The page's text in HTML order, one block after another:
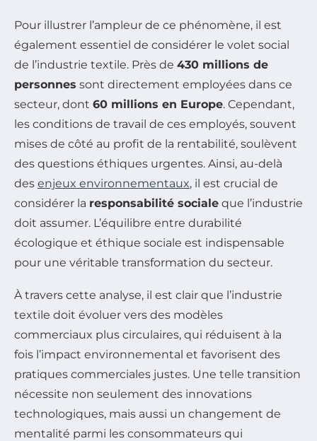
Pour illustrer l’ampleur de ce phénomène, il est
également essentiel de considérer le volet social
de l’industrie textile. Près de 430 millions de
personnes sont directement employées dans ce
secteur, dont 60 millions en Europe. Cependant,
les conditions de travail de ces employés, souvent
mises de côté au profit de la rentabilité, soulèvent
des questions éthiques urgentes. Ainsi, au-delà
des enjeux environnementaux, il est crucial de
considérer la responsabilité sociale que l’industrie
doit assumer. L’équilibre entre durabilité
écologique et éthique sociale est indispensable
pour une véritable transformation du secteur.
À travers cette analyse, il est clair que l’industrie
textile doit évoluer vers des modèles
commerciaux plus circulaires, qui réduisent à la
fois l’impact environnemental et favorisent des
pratiques commerciales justes. Une telle transition
nécessite non seulement des innovations
technologiques, mais aussi un changement de
mentalité parmi les consommateurs qui